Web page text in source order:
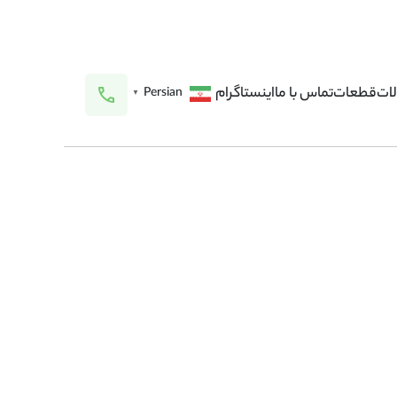
قطعاتتماس با مااینستاگرام Persian
▼